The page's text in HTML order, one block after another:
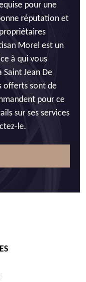
pour une
réputation et
Morel est un
à qui vous
Jean De
offerts sont de
pour ce
sur ses services
le.